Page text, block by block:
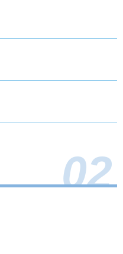
02